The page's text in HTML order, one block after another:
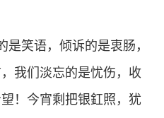
是笑语，倾诉的是衷肠，
我们淡忘的是忧伤，收
！今宵剩把银釭照，犹